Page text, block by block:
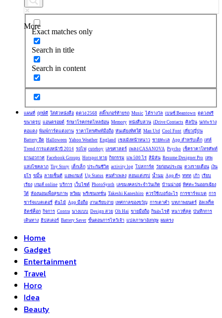
More
Exact matches only
Search in title
Search in content
แผนที่ ฤกษ์ดี ใส่ตัวหนังสือ ดูดวง 2568 สติ๊กเกอร์ท้ายรถ Music ได้รางวัล เบนซ์ Beantown ดูดวงฟรี
ขนาดรูป
แอนดรอยด์ รักษาโรคกรดไหลย้อน Memory หนังสืบสวน iDrive Contacts ศิลปิน นกกะราง
คอแดง พิมพ์การ์ดแต่งงาน ราคาโทรศัพท์มือถือ หันเตียงทิศใต้ Man Utd Cool Font เที่ยวญี่ปุ่น
Battery อึด Halloween Yahoo Weather England เชงเม้งหน้าหนาว ชายทะเล App สำหรับเด็ก เท่ห์
Trend การแต่งหน้าปี 2014 รถไฟ cuteboy เลขศาสตร์ เพลง CASANOVA Psycho เช็คราคาโทรศัพท์
ยานอวกาศ Facebook Groups Hotspot หาย กิจกรรม แพ 500 ไร่ สิมิลัน Resume Designer Pro เทพ
แห่งโชคลาภ Toy Story เด็กเล็ก ประกันชีวิต activity log โปสการ์ด วัยก่อนประถม ดวงรายเดือน เงิน
ยูโร ขมิ้น ลายเซ็นดี แอพเกมส์ Up Status คนทำเพลง สอนแต่งรูป น้ำนม App ดีๆ ททท เก้า เรียบ
เรียง เกมส์ online บริการ เว็บไซต์ PhotoSynth เลขมงคลประจำวันเกิด บ้านน่าอยู่ ทิศตะวันออกเฉียง
ใต้ ห้องนอนเพื่อสุขภาพ หวีผม พรีเซนเทชั่น Takeshi Kaneshiro ควรใช้เบอร์อะไร การชาร์จแบต การ
ชาร์จแบตเตอรี่ ต้นไม้ App มือถือ งานเรียบง่าย เทศกาลของขวัญ การเดาคำ บทภาพยนตร์ อัลเฟร็ด
ฮิตช์ค็อก กิจการ Contra นางแบบ Design สวย Oh Hai ขายมือถือ กินอะไรดี หนาวที่สุด บันทึกการ
เดินทาง ฮิปสเตอร์ Battery Saver ขั้นตอนการไหว้เจ้า แปลภาษาอังกฤษ ผมตรง
Home
Gadget
Entertainment
Travel
Horo
Idea
Beauty